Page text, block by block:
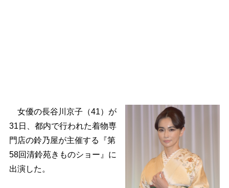
女優の長谷川京子（41）が
31日、都内で行われた着物専
門店の鈴乃屋が主催する『第
58回清鈴苑きものショー』に
出演した。